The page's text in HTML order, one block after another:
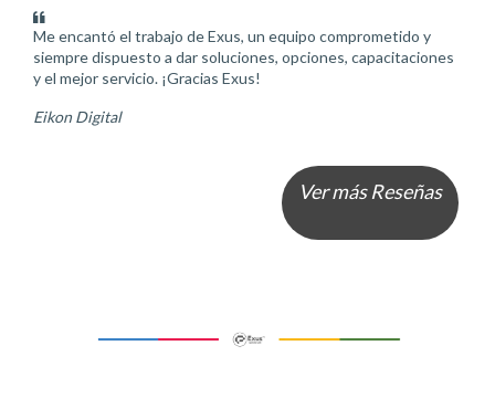
Me encantó el trabajo de Exus, un equipo comprometido y
siempre dispuesto a dar soluciones, opciones, capacitaciones
y el mejor servicio. ¡Gracias Exus!
Eikon Digital
Ver más Reseñas